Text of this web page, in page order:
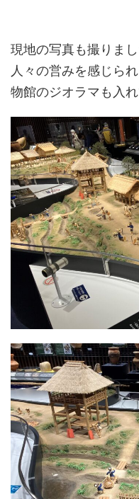
現地の写真も撮りま
人々の営みを感じら
物館のジオラマも入れ